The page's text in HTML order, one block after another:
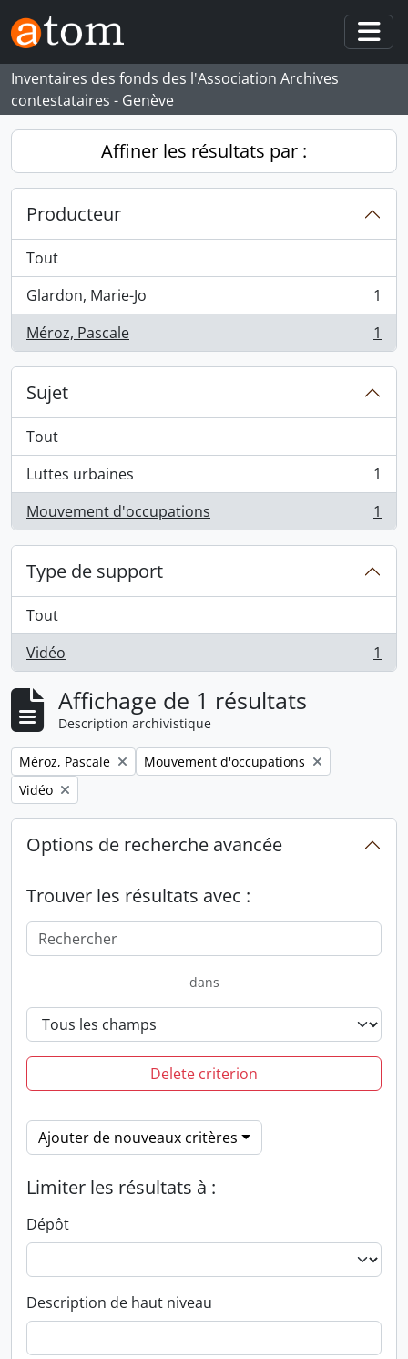
Skip to main content
Inventaires des fonds des l'Association Archives
contestataires - Genève
Affiner les résultats par :
Producteur
Tout
Glardon, Marie-Jo
, 1 résultats
1
Méroz, Pascale
, 1 résultats 1
Sujet
Tout
Luttes urbaines
, 1 résultats
1
Mouvement d'occupations
, 1 résultats 1
Type de support
Tout
Vidéo
, 1 résultats 1
Affichage de 1 résultats
Description archivistique
Remove filter:
Méroz, Pascale Remove filter:
Mouvement d'occupations
Remove filter:
Vidéo
Options de recherche avancée
Trouver les résultats avec :
dans
Delete criterion
Ajouter de nouveaux critères
Limiter les résultats à :
Dépôt
Description de haut niveau